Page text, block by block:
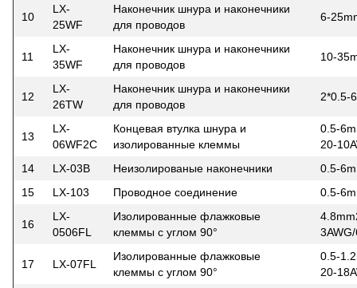
10
LX-
25WF
Наконечник шнура и наконечники
для проводов
6-
11
LX-
35WF
Наконечник шнура и наконечники
для проводов
10-
12
LX-
26TW
Наконечник шнура и наконечники
для проводов
2*0.5-
13
LX-
06WF2C
Концевая втулка шнура и
изолированные клеммы
0.5-
20-
14
LX-03B Неизолированые наконечники
0.5-
15
LX-103 Проводное соединение 0.5-
16
LX-
0506FL
Изолированные флажковые
клеммы с углом 90°
17 LX-07FL
Изолированные флажковые
клеммы с углом 90°
0.5-
20-